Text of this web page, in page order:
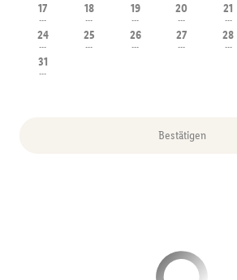
17
---
18
---
19
---
20
---
21
---
24
---
25
---
26
---
27
---
28
---
31
---
Bestätigen